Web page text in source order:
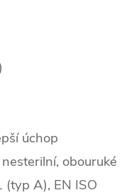
úchop
obouruké
(typ A), EN ISO